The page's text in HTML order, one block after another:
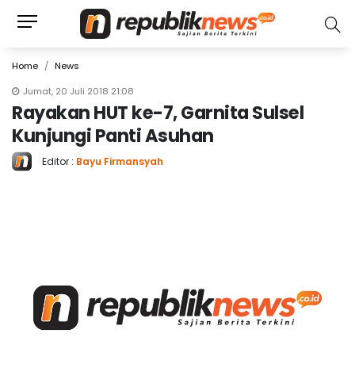
Home
News
Jumat, 20 Juli 2018 21:08
Rayakan HUT ke-7, Garnita Sulsel
Kunjungi Panti Asuhan
Editor : Bayu Firmansyah